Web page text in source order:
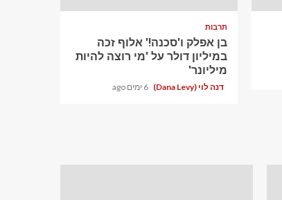
תרבות
בן אפלק ו'סכנה!' אלוף זכה
במיליון דולר על 'מי רוצה להיות
מיליונר'
דנה לוי (Dana Levy) 6 ימים ago